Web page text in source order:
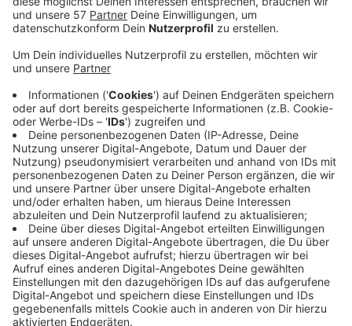
Auf der A44 in Richtung Aachen wird ab Donnerstag
zwischen Broichweiden und dem Kreuz Aachen der
Verkehrsführung beginnt um 9 Uhr und dauert bis
Fahrbahnerneuerungen.
Außerdem wird an der Anschlussstelle Broichweiden in
Richtung Aachen auch die Auffahrt ab 8 Uhr gesperrt.
Der Verkehr wird in diesem Zeitraum mit rotem Punkt
über die Anschlusstelle Broichweiden in Richtung
Düsseldorf bis zur Anschlusstelle Alsdorf und von dort
aus in Richtung Aachen umgeleitet.
An der A544 gibt es am Mittwoch Einschränkungen:
Auf dem Berliner Ring in Fahrtrichtung Haaren
zwischen der Charlottenburger Allee und der
Anschlussstelle Rothe Erde steht auch nur ein